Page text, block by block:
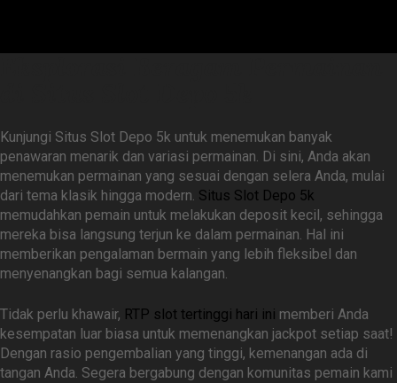
Kunjungi Situs Slot Depo 5k untuk menemukan banyak
penawaran menarik dan variasi permainan. Di sini, Anda akan
menemukan permainan yang sesuai dengan selera Anda, mulai
dari tema klasik hingga modern. Situs Slot Depo 5k
memudahkan pemain untuk melakukan deposit kecil, sehingga
mereka bisa langsung terjun ke dalam permainan. Hal ini
memberikan pengalaman bermain yang lebih fleksibel dan
menyenangkan bagi semua kalangan.
Tidak perlu khawair, RTP slot tertinggi hari ini memberi Anda
kesempatan luar biasa untuk memenangkan jackpot setiap saat!
Dengan rasio pengembalian yang tinggi, kemenangan ada di
tangan Anda. Segera bergabung dengan komunitas pemain kami